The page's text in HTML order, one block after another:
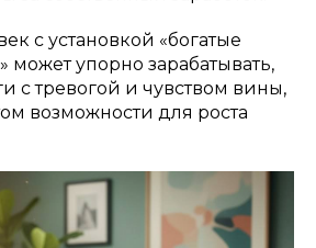
с установкой «богатые
упорно зарабатывать,
с тревогой и чувством вины,
возможности для роста